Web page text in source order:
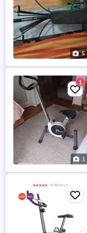
5
1
1